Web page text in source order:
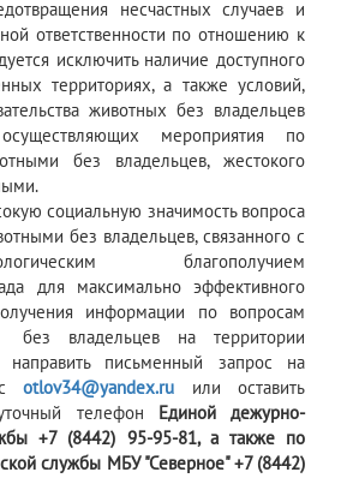
несчастных случаев и
ответственности по отношению к
исключить наличие доступного
территориях, а также условий,
животных без владельцев
мероприятия по
без владельцев, жестокого
социальную значимость вопроса
без владельцев, связанного с
благополучием
для максимально эффективного
информации по вопросам
владельцев на территории
письменный запрос на
otlov34@yandex.ru или оставить
телефон Единой дежурно-
+7 (8442) 95-95-81, а также по
службы МБУ "Северное" +7 (8442)